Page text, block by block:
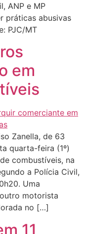
ANP e MP
práticas abusivas
PJC/MT
em
Zanella, de 63
quarta-feira (1º)
combustíveis, na
a Polícia Civil,
Uma
motorista
no […]
11